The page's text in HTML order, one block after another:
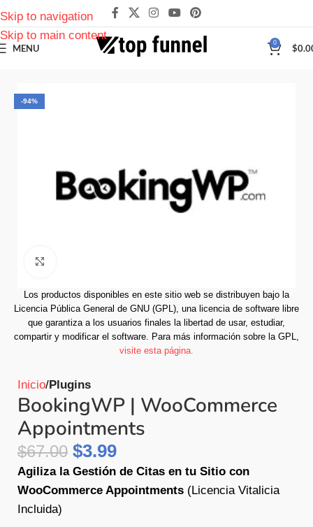
Skip to navigation
Skip to main content
MENU 0 $
-94%
Los productos disponibles en este sitio web se distribuyen bajo la
Licencia Pública General de GNU (GPL), una licencia de software libre
que garantiza a los usuarios finales la libertad de usar, estudiar,
compartir y modificar el software. Para más información sobre la GPL,
visite esta página.
Inicio Plugins
BookingWP | WooCommerce
Appointments
$67.00 $3.99
Agiliza la Gestión de Citas en tu Sitio con
WooCommerce Appointments (Licencia Vitalicia
Incluida)